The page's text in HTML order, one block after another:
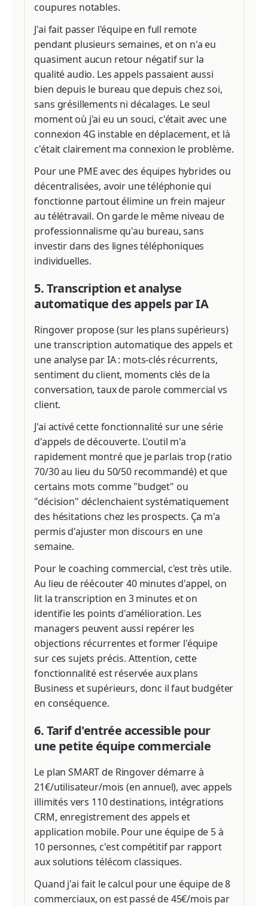
coupures notables.
J'ai fait passer l'équipe en full remote
pendant plusieurs semaines, et on n'a eu
quasiment aucun retour négatif sur la
qualité audio. Les appels passaient aussi
bien depuis le bureau que depuis chez soi,
sans grésillements ni décalages. Le seul
moment où j'ai eu un souci, c'était avec une
connexion 4G instable en déplacement, et là
c'était clairement ma connexion le problème.
Pour une PME avec des équipes hybrides ou
décentralisées, avoir une téléphonie qui
fonctionne partout élimine un frein majeur
au télétravail. On garde le même niveau de
professionnalisme qu'au bureau, sans
investir dans des lignes téléphoniques
individuelles.
5. Transcription et analyse
automatique des appels par IA
Ringover propose (sur les plans supérieurs)
une transcription automatique des appels et
une analyse par IA : mots-clés récurrents,
sentiment du client, moments clés de la
conversation, taux de parole commercial vs
client.
J'ai activé cette fonctionnalité sur une série
d'appels de découverte. L'outil m'a
rapidement montré que je parlais trop (ratio
70/30 au lieu du 50/50 recommandé) et que
certains mots comme "budget" ou
"décision" déclenchaient systématiquement
des hésitations chez les prospects. Ça m'a
permis d'ajuster mon discours en une
semaine.
Pour le coaching commercial, c'est très utile.
Au lieu de réécouter 40 minutes d'appel, on
lit la transcription en 3 minutes et on
identifie les points d'amélioration. Les
managers peuvent aussi repérer les
objections récurrentes et former l'équipe
sur ces sujets précis. Attention, cette
fonctionnalité est réservée aux plans
Business et supérieurs, donc il faut budgéter
en conséquence.
6. Tarif d'entrée accessible pour
une petite équipe commerciale
Le plan SMART de Ringover démarre à
21€/utilisateur/mois (en annuel), avec appels
illimités vers 110 destinations, intégrations
CRM, enregistrement des appels et
application mobile. Pour une équipe de 5 à
10 personnes, c'est compétitif par rapport
aux solutions télécom classiques.
Quand j'ai fait le calcul pour une équipe de 8
commerciaux, on est passé de 45€/mois par